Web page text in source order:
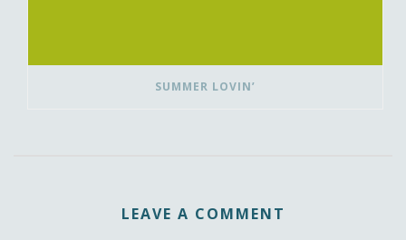
SUMMER LOVIN’
LEAVE A COMMENT